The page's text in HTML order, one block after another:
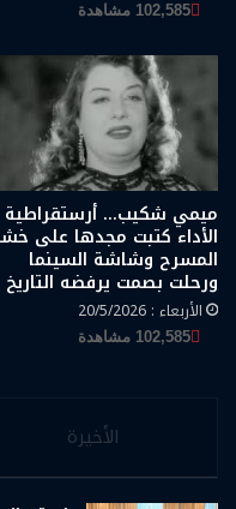
102,585 مشاهدة
ميمي شكيب… أرستقراطية
الأداء كتبت مجدها على
المسرح وشاشة السينما
ورحلت بصمت يرفضه التاريخ
الأربعاء : 20/5/2026
102,585 مشاهدة
الأخيرة